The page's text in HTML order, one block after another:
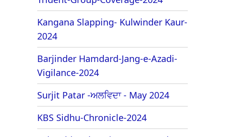
Trident-Group-Coverage-2024
Kangana Slapping- Kulwinder Kaur-
2024
Barjinder Hamdard-Jang-e-Azadi-
Vigilance-2024
Surjit Patar -ਅਲਵਿਦਾ - May 2024
KBS Sidhu-Chronicle-2024